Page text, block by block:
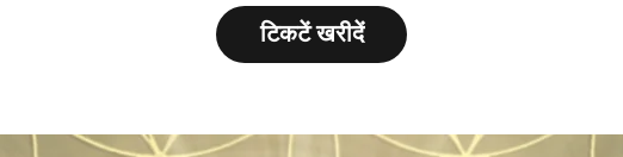
टिकटें खरीदें